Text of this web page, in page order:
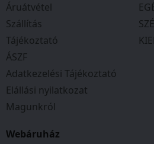
Áruátvétel
Szállítás
Tájékoztató
ÁSZF
Adatkezelési Tájékoztató
Elállási nyilatkozat
Magunkról
Webáruház